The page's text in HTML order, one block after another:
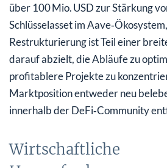
über 100 Mio. USD zur Stärkung
Schlüsselasset im
Restrukturierung ist Teil einer
darauf abzielt, die Abläufe zu
profitablere Projekte zu
Marktposition entweder neu
innerhalb der DeFi‑Community
Wirtschaftliche